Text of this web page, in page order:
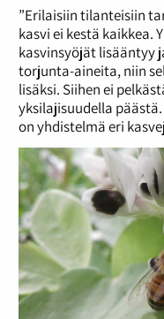
”Erilaisiin tilanteisiin
kasvi ei kestä kaikkea.
kasvinsyöjät lisääntyy
torjunta-aineita, niin
lisäksi. Siihen ei
yksilajisuudella
on yhdistelmä eri